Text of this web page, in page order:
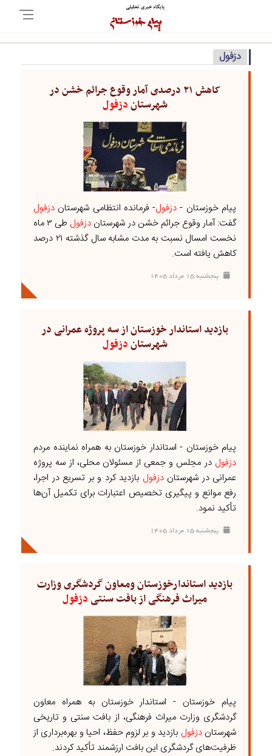
دزفول
کاهش ۲۱ درصدی آمار وقوع جرائم خشن در
شهرستاندزفول
پیام خوزستان - دزفول- فرمانده انتظامی شهرستان دزفول
گفت: آمار وقوع جرائم خشن در شهرستان دزفول
طی ۳ ماه
نخست امسال نسبت به مدت مشابه سال گذشته ۲۱ درصد
کاهش یافته است.
پنجشنبه ۱۵ مرداد ۱۴۰۵
بازدید استاندار خوزستان از سه پروژه عمرانی در
شهرستاندزفول
پیام خوزستان - استاندار خوزستان به همراه نماینده مردم
دزفول در مجلس و جمعی از مسئولان محلی، از سه پروژه
عمرانی در شهرستاندزفول بازدید کرد و بر تسریع در اجرا،
رفع موانع و پیگیری تخصیص اعتبارات برای تکمیل آن‌ها
تأکید نمود.
پنجشنبه ۱۵ مرداد ۱۴۰۵
بازدید استاندارخوزستان ومعاون گردشگری وزارت
میراث فرهنگی از بافت سنتی دزفول
پیام خوزستان - استاندار خوزستان به همراه معاون
گردشگری وزارت میراث فرهنگی، از بافت سنتی و تاریخی
شهرستاندزفول بازدید و بر لزوم حفظ، احیا و بهره‌برداری از
ظرفیت‌های گردشگری این بافت ارزشمند تأکید کردند.